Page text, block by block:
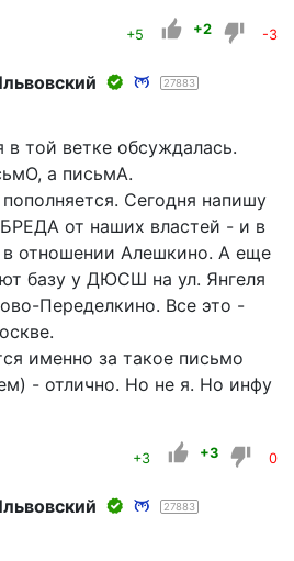
+5 +2 -3
27883
той ветке обсуждалась.
а письмА.
Сегодня напишу
от наших властей - и в
отношении Алешкино. А еще
базу у ДЮСШ на ул. Янгеля
Переделкино. Все это -
именно за такое письмо
- отлично. Но не я. Но инфу
+3 +3 0
27883